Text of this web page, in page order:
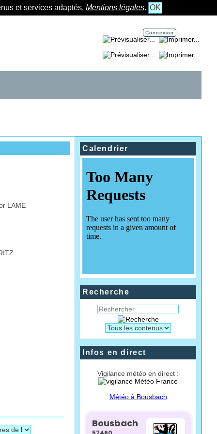
et services adaptés. Mentions légales. OK
Connexion
LAME
Calendrier
Recherche
Infos en direct
Vigilance météo en direct :
Météo à Bousbach